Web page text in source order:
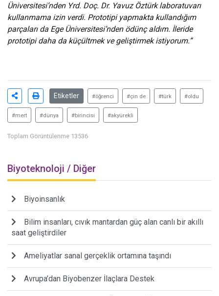
Üniversitesi’nden Yrd. Doç. Dr. Yavuz Öztürk laboratuvarı
kullanmama izin verdi. Prototipi yapmakta kullandığım
parçaları da Ege Üniversitesi’nden ödünç aldım. İleride
prototipi daha da küçültmek ve geliştirmek istiyorum.”
Etiketler #öğrenci #çin de #türk #oldu
#mert #dünya #birincisi #akyürekli
Toplam Görüntülenme 13536
Biyoteknoloji / Diğer
Biyoinsanlık
Bilim insanları, cıvık mantardan güç alan canlı bir akıllı
saat geliştirdiler
Ameliyatlar sanal gerçeklik ortamına taşındı
Avrupa’dan Biyobenzer İlaçlara Destek